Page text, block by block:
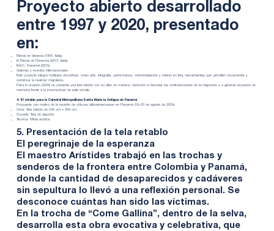
Proyecto abierto desarrollado
entre 1997 y 2020, presentado
en:
Bienal de Venecia (1997, Italia).
IX Bienal de Florencia (2013, Italia).
INAC, Panamá (2015).
Galerías y eventos internacionales.
Este proyecto integra múltiples disciplinas: video arte, fotografía, performance, videoinstalación y retablo en tela, herramientas que permiten documentar y
visibilizar la realidad migratoria.
Para la ocasión (2023) se presenta una tela retablo con su altar de madera, dedicado a desvelar las contradicciones de la migración y a generar espacios de
memoria frente a la incomodidad de este debate.
4. El retablo para la Catedral Metropolitana Santa María la Antigua de Panamá
Propuesto con motivo de la reunión de obispos latinoamericanos en Panamá (19–23 de agosto de 2024).
Obra: Tela retablo de 540 cm x 300 cm.
Soporte: Tela de algodón.
Técnica: Mixta acrílica.
5. Presentación de la tela retablo
El peregrinaje de la esperanza
El maestro Arístides trabajó en las trochas y
senderos de la frontera entre Colombia y Panamá,
donde la cantidad de desaparecidos y cadáveres
sin sepultura lo llevó a una reflexión personal. Se
desconoce cuántas han sido las víctimas.
En la trocha de “Come Gallina”, dentro de la selva,
desarrolla esta obra evocativa y celebrativa, que